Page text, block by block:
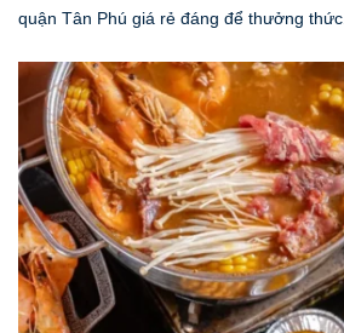
quận Tân Phú giá rẻ đáng để thưởng thức.